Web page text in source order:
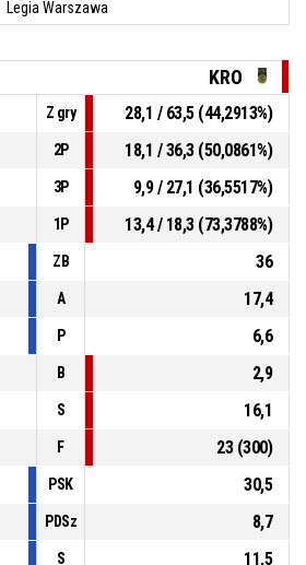
Legia Warszawa
KRO
Z gry
28,1 / 63,5 (44,2913%)
2P
18,1 / 36,3 (50,0861%)
3P
9,9 / 27,1 (36,5517%)
1P
13,4 / 18,3 (73,3788%)
ZB
36
A
17,4
P
6,6
B
2,9
S
16,1
F
23 (300)
PSK
30,5
PDSz
8,7
S 11,5